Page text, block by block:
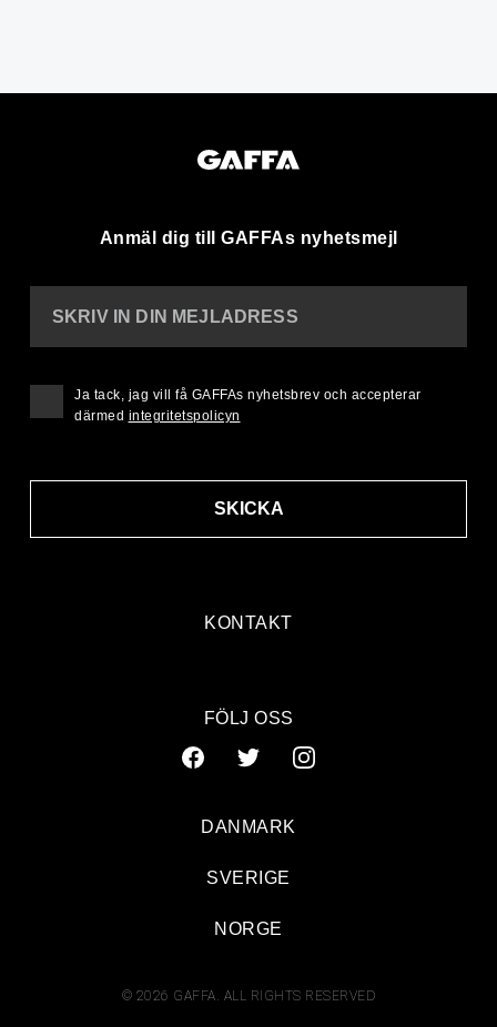
Anmäl dig till GAFFAs nyhetsmejl
KONTAKT
SKRIV IN DIN MEJLADRESS
SKICKA
Ja tack, jag vill få GAFFAs nyhetsbrev och accepterar
därmed integritetspolicyn
FÖLJ OSS
© 2026 GAFFA. ALL RIGHTS RESERVED
DANMARK
SVERIGE
NORGE